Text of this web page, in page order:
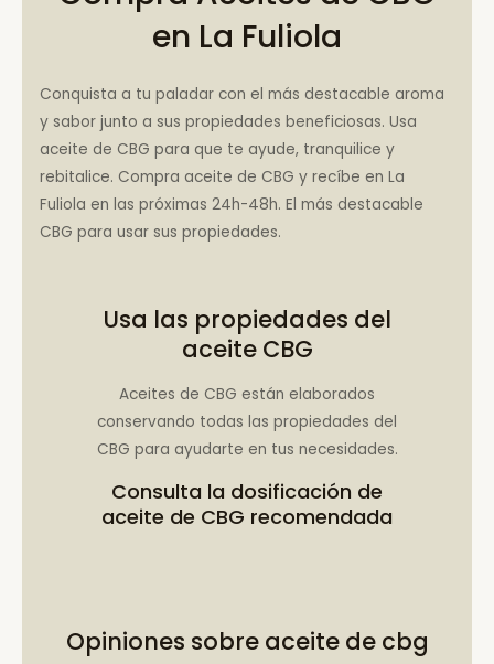
en La Fuliola
Conquista a tu paladar con el más destacable aroma
y sabor junto a sus propiedades beneficiosas. Usa
aceite de CBG para que te ayude, tranquilice y
rebitalice. Compra aceite de CBG y recíbe en La
Fuliola en las próximas 24h-48h. El más destacable
CBG para usar sus propiedades.
Usa las propiedades del
aceite CBG
Aceites de CBG están elaborados
conservando todas las propiedades del
CBG para ayudarte en tus necesidades.
Consulta la dosificación de
aceite de CBG recomendada
Opiniones sobre aceite de cbg